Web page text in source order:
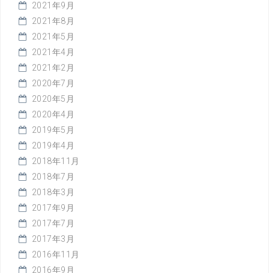
2021年9月
2021年8月
2021年5月
2021年4月
2021年2月
2020年7月
2020年5月
2020年4月
2019年5月
2019年4月
2018年11月
2018年7月
2018年3月
2017年9月
2017年7月
2017年3月
2016年11月
2016年9月